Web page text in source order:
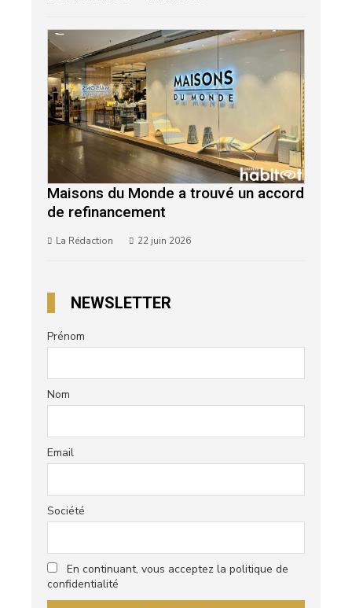
Maisons du Monde a trouvé un accord
de refinancement
La Rédaction 22 juin 2026
NEWSLETTER
Prénom
Nom
Email
Société
En continuant, vous acceptez la politique de
confidentialité